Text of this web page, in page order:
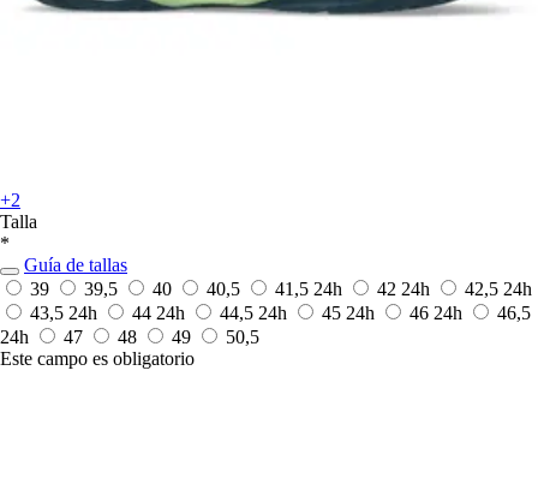
+2
Talla
*
Guía de tallas
39
39,5 40 40,5 41,5 24h 42 24h 42,5 24h
43,5 24h 44 24h 44,5 24h 45 24h 46 24h
46,5
24h
47 48 49
50,5
Este campo es obligatorio